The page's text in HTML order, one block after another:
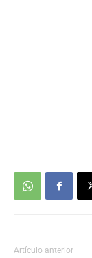
Artículo anterior